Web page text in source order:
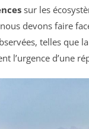
sur les
devons faire
telles que
l’urgence d’une